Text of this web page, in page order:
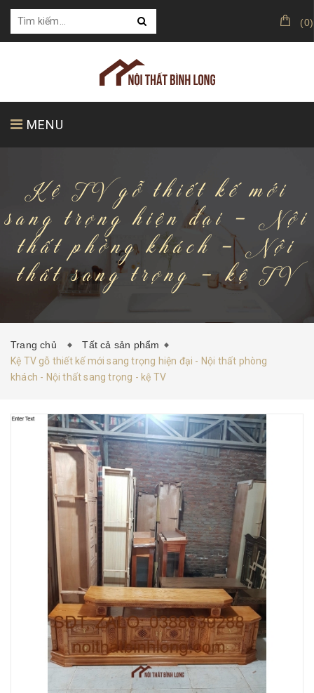
(0)
MENU
TRANG CHỦ GIỚI THIỆU SẢN PHẨM
KHÁCH HÀNG CỦA CHÚNG TÔI
HƯỚNG DẪN MUA HÀNG
Kệ TV gỗ thiết kế mới
sang trọng hiện đại - Nội
thất phòng khách - Nội
thất sang trọng - kệ TV
Trang chủ
Tất cả sản phẩm
Kệ TV gỗ thiết kế mới sang trọng hiện đại - Nội thất phòng
khách - Nội thất sang trọng - kệ TV